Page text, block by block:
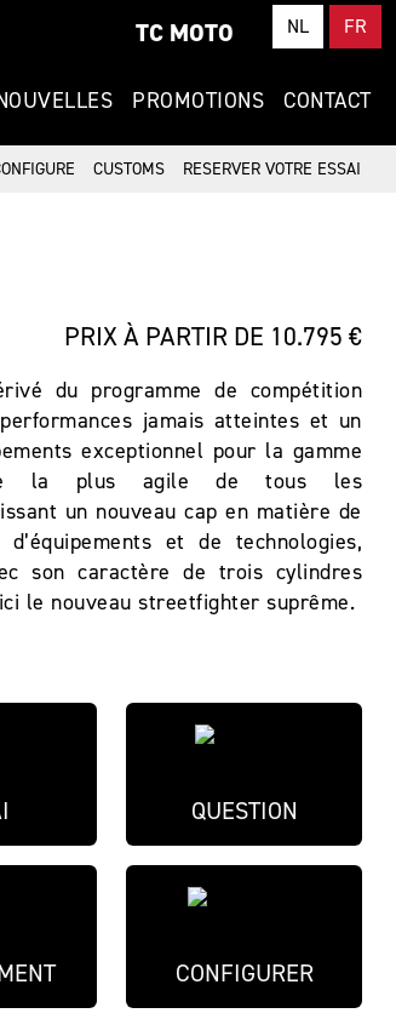
TC MOTO NL FR
PROMOTIONS CONTACT
CUSTOMS RESERVER VOTRE ESSAI
PRIX À PARTIR DE 10.795 €
du programme de compétition
jamais atteintes et un
exceptionnel pour la gamme
la plus agile de tous les
un nouveau cap en matière de
d’équipements et de technologies,
son caractère de trois cylindres
le nouveau streetfighter suprême.
QUESTION
CONFIGURER